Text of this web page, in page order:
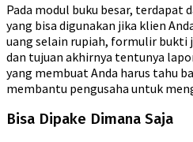
Pada modul buku besar, terdapat
yang bisa digunakan jika klien
uang selain rupiah, formulir bukti
dan tujuan akhirnya tentunya
yang membuat Anda harus tahu
membantu pengusaha untuk
Bisa Dipake Dimana Saja